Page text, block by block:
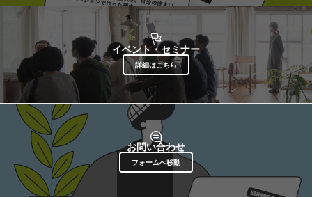
イベント・セミナー
詳細はこちら
お問い合わせ
フォームへ移動